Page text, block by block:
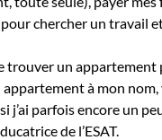
chercher un travail
trouver un appartement
appartement à mon
j’ai parfois encore un
de l’ESAT.